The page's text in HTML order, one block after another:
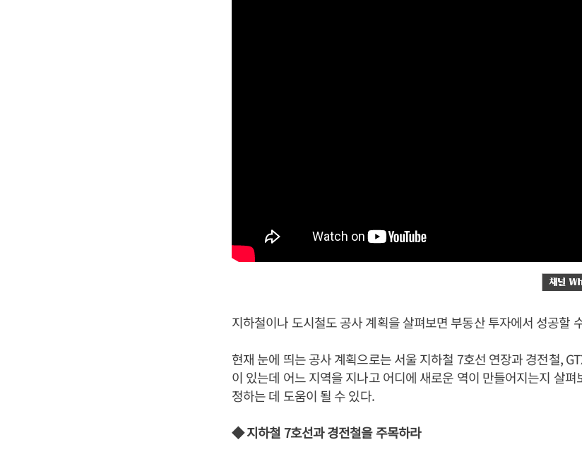
지하철이나 도시철도 공사 계획을 살펴보면 부동산 투자에서 성공할
현재 눈에 띄는 공사 계획으로는 서울 지하철 7호선 연장과 경전철,
이 있는데 어느 지역을 지나고 어디에 새로운 역이 만들어지는지 살
정하는 데 도움이 될 수 있다.
◆ 지하철 7호선과 경전철을 주목하라